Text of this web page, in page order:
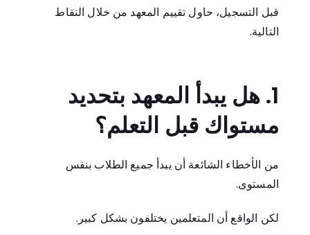
قبل التسجيل، حاول تقييم المعهد من خلال النقاط
التالية.
1. هل يبدأ المعهد بتحديد
مستواك قبل التعلم؟
من الأخطاء الشائعة أن يبدأ جميع الطلاب بنفس
المستوى.
لكن الواقع أن المتعلمين يختلفون بشكل كبير.